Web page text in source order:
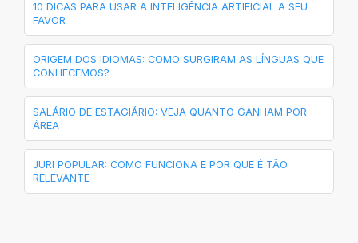
10 DICAS PARA USAR A INTELIGÊNCIA ARTIFICIAL A SEU
FAVOR
ORIGEM DOS IDIOMAS: COMO SURGIRAM AS LÍNGUAS QUE
CONHECEMOS?
SALÁRIO DE ESTAGIÁRIO: VEJA QUANTO GANHAM POR
ÁREA
JÚRI POPULAR: COMO FUNCIONA E POR QUE É TÃO
RELEVANTE